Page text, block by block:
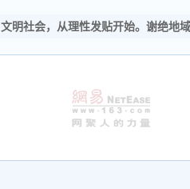
文明社会，从理性发贴开始。谢绝地